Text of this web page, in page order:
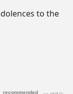
to the